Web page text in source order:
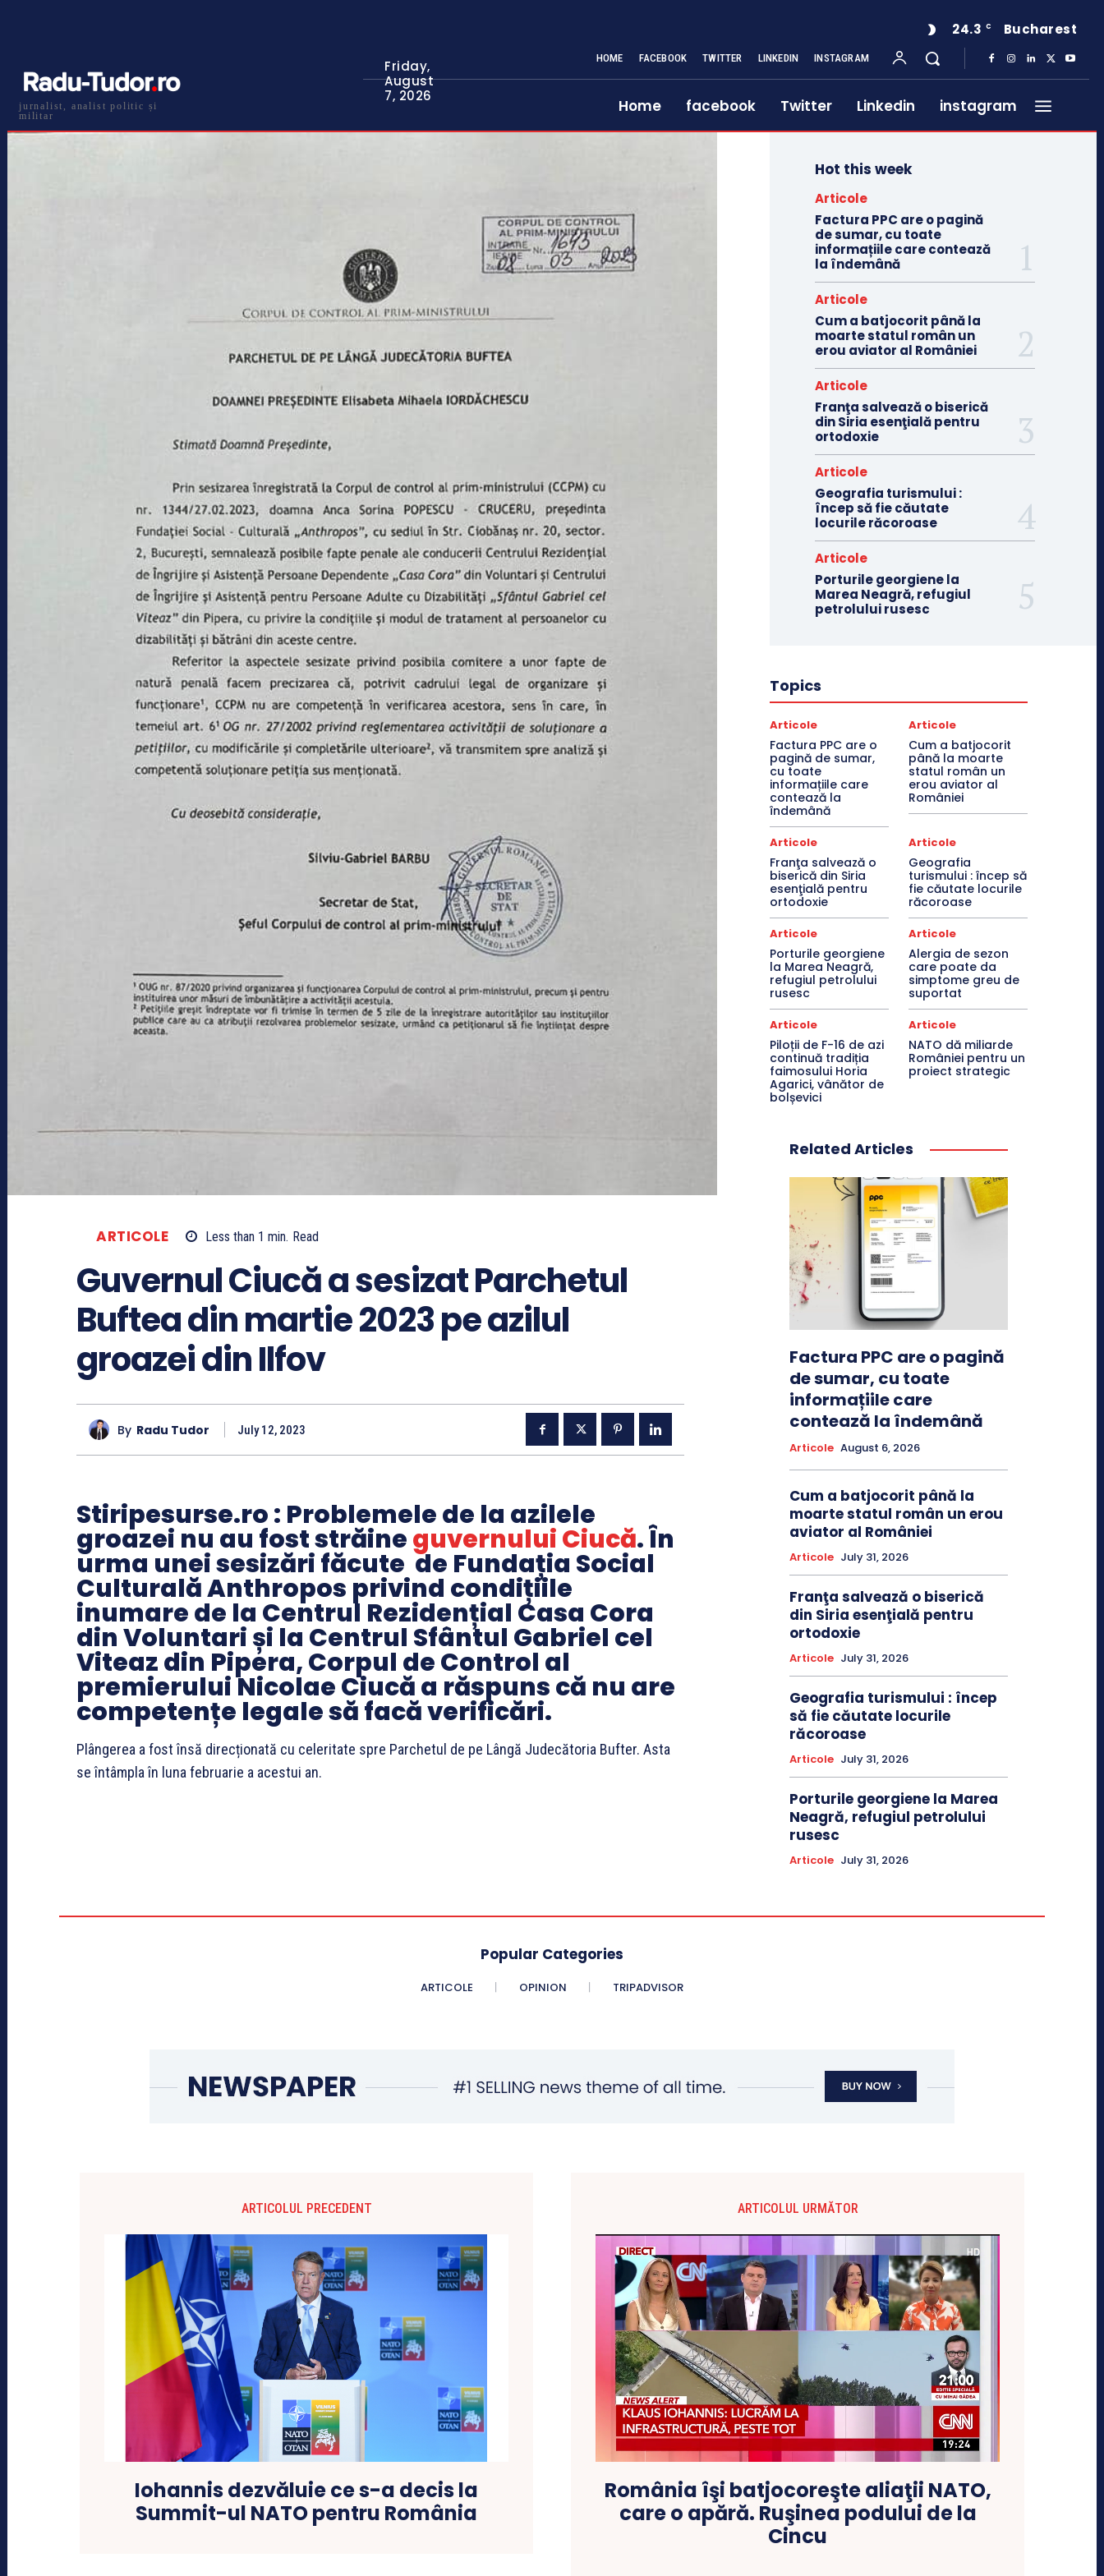
jurnalist, analist politic și
militar
Friday,
August
7, 2026
24.3 C Bucharest
HOME FACEBOOK TWITTER LINKEDIN INSTAGRAM
Home facebook Twitter Linkedin instagram
ARTICOLE Less than 1 min. Read
Guvernul Ciucă a sesizat Parchetul
Buftea din martie 2023 pe azilul
groazei din Ilfov
By Radu Tudor July 12, 2023
Stiripesurse.ro : Problemele de la azilele
groazei nu au fost străineguvernului Ciucă. În
urma unei sesizări făcute de Fundația Social
Culturală Anthropos privind condițiile
inumare de la Centrul Rezidențial Casa Cora
din Voluntari și la Centrul Sfântul Gabriel cel
Viteaz din Pipera, Corpul de Control al
premierului Nicolae Ciucă a răspuns că nu are
competențe legale să facă verificări.
Plângerea a fost însă direcționată cu celeritate spre Parchetul de pe Lângă Judecătoria Bufter. Asta
se întâmpla în luna februarie a acestui an.
Hot this week
Articole
Factura PPC are o pagină
de sumar, cu toate
informațiile care contează
la îndemână
Articole
Cum a batjocorit până la
moarte statul român un
erou aviator al României
Articole
Franţa salvează o biserică
din Siria esenţială pentru
ortodoxie
Articole
Geografia turismului :
încep să fie căutate
locurile răcoroase
Articole
Porturile georgiene la
Marea Neagră, refugiul
petrolului rusesc
Topics
Articole
Factura PPC are o
pagină de sumar,
cu toate
informațiile care
contează la
îndemână
Articole
Cum a batjocorit
până la moarte
statul român un
erou aviator al
României
Articole
Franţa salvează o
biserică din Siria
esenţială pentru
ortodoxie
Articole
Geografia
turismului : încep să
fie căutate locurile
răcoroase
Articole
Porturile georgiene
la Marea Neagră,
refugiul petrolului
rusesc
Articole
Alergia de sezon
care poate da
simptome greu de
suportat
Articole
Piloții de F-16 de azi
continuă tradiția
faimosului Horia
Agarici, vânător de
bolșevici
Articole
NATO dă miliarde
României pentru un
proiect strategic
Related Articles
Factura PPC are o pagină
de sumar, cu toate
informațiile care
contează la îndemână
Articole August 6, 2026
Cum a batjocorit până la
moarte statul român un erou
aviator al României
Articole July 31, 2026
Franţa salvează o biserică
din Siria esenţială pentru
ortodoxie
Articole July 31, 2026
Geografia turismului : încep
să fie căutate locurile
răcoroase
Articole July 31, 2026
Porturile georgiene la Marea
Neagră, refugiul petrolului
rusesc
Articole July 31, 2026
Popular Categories
ARTICOLE OPINION TRIPADVISOR
ARTICOLUL PRECEDENT
Iohannis dezvăluie ce s-a decis la
Summit-ul NATO pentru România
ARTICOLUL URMĂTOR
România îşi batjocoreşte aliaţii NATO,
care o apără. Ruşinea podului de la
Cincu